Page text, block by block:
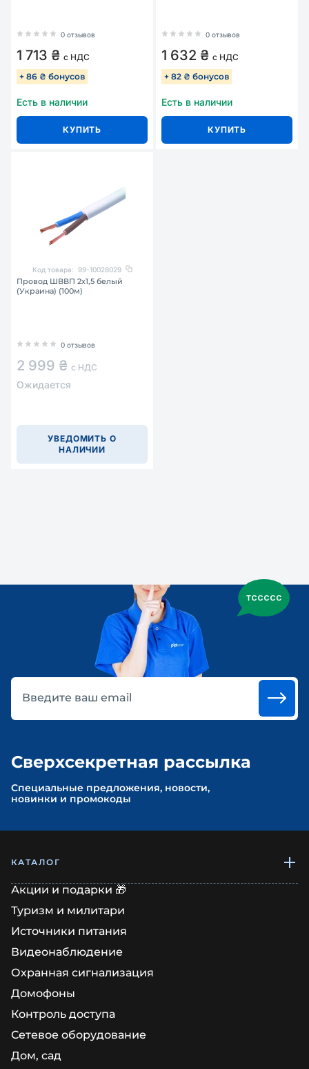
0 отзывов
1 713 ₴ с НДС
+ 86 ₴ бонусов
Есть в наличии
КУПИТЬ
0 отзывов
1 632 ₴ с НДС
+ 82 ₴ бонусов
Есть в наличии
КУПИТЬ
Код товара: 99-10028029
Провод ШВВП 2х1,5 белый
(Украина) (100м)
0 отзывов
2 999 ₴ с НДС
Ожидается
УВЕДОМИТЬ О
НАЛИЧИИ
Введите ваш email
Сверхсекретная рассылка
Cпециальные предложения, новости,
новинки и промокоды
КАТАЛОГ
Акции и подарки 🎁
Туризм и милитари
Источники питания
Видеонаблюдение
Охранная сигнализация
Домофоны
Контроль доступа
Сетевое оборудование
Дом, сад